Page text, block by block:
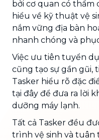
bởi cơ quan có thẩm
hiểu về kỹ thuật vệ
nắm vững địa bàn
nhanh chóng và
Việc ưu tiên tuyển
cũng tạo sự gần gũi,
Tasker hiểu rõ đặc
tại đây để đưa ra lời
dưỡng máy lạnh.
Tất cả Tasker đều
trình vệ sinh và tuân